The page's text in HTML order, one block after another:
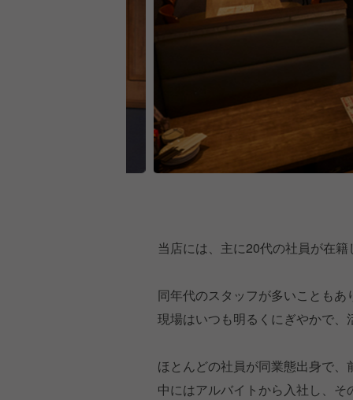
当店には、主に20代の社員が在
同年代のスタッフが多いことも
現場はいつも明るくにぎやかで、
ほとんどの社員が同業態出身で
中にはアルバイトから入社し、